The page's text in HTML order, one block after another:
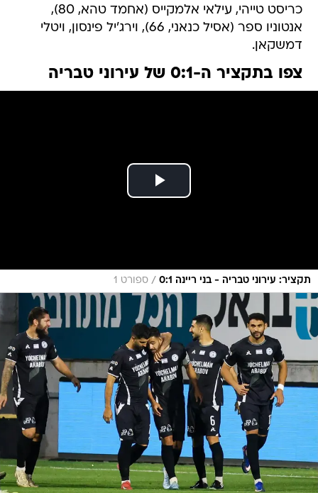
כריסט טייהי, עילאי אלמקייס (אחמד טהא, 80),
אנטוניו ספר (אסיל כנאני, 66), וירג'יל פינסון, ויטלי
דמשקאן.
צפו בתקציר ה-0:1 של עירוני טבריה
תקציר: עירוני טבריה - בני ריינה 0:1 / ספורט 1